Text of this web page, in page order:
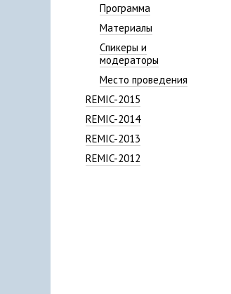
Программа
Материалы
Спикеры и
модераторы
Место проведения
REMIC-2015
REMIC-2014
REMIC-2013
REMIC-2012